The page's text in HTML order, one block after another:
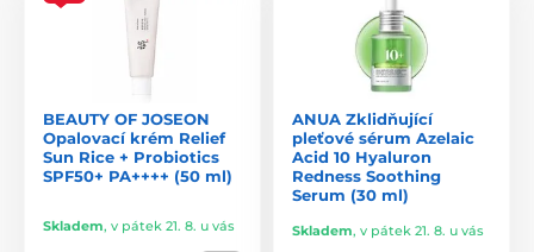
BEAUTY OF JOSEON
Opalovací krém Relief
Sun Rice + Probiotics
SPF50+ PA++++ (50 ml)
Skladem, v pátek 21. 8. u vás
ANUA Zklidňující
pleťové sérum Azelaic
Acid 10 Hyaluron
Redness Soothing
Serum (30 ml)
Skladem, v pátek 21. 8. u vás